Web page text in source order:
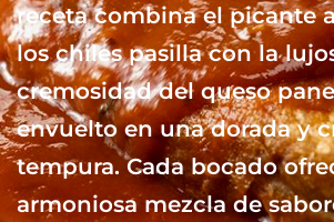
receta combina el picante
los chiles pasilla con la
cremosidad del queso
envuelto en una dorada y
tempura. Cada bocado
armoniosa mezcla de